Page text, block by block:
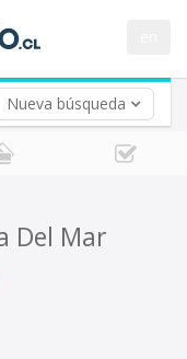
Nueva búsqueda
Del Mar